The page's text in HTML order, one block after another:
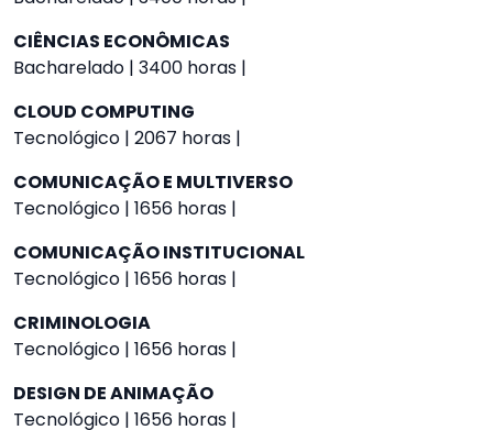
CIÊNCIAS ECONÔMICAS
Bacharelado | 3400 horas |
CLOUD COMPUTING
Tecnológico | 2067 horas |
COMUNICAÇÃO E MULTIVERSO
Tecnológico | 1656 horas |
COMUNICAÇÃO INSTITUCIONAL
Tecnológico | 1656 horas |
CRIMINOLOGIA
Tecnológico | 1656 horas |
DESIGN DE ANIMAÇÃO
Tecnológico | 1656 horas |